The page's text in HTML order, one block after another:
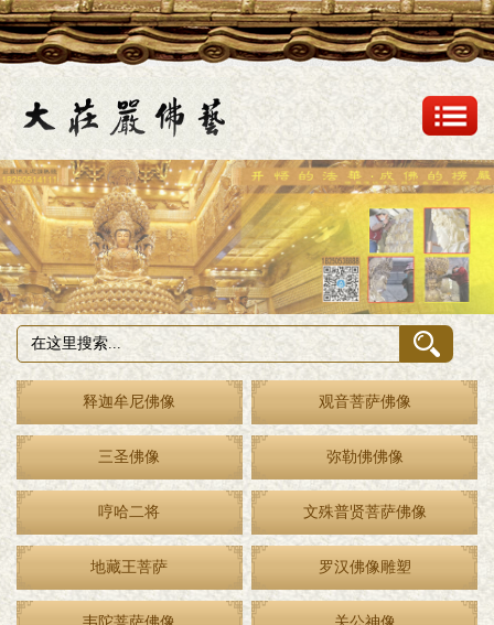
释迦牟尼佛像 观音菩萨佛像
三圣佛像 弥勒佛佛像
哼哈二将 文殊普贤菩萨佛像
地藏王菩萨 罗汉佛像雕塑